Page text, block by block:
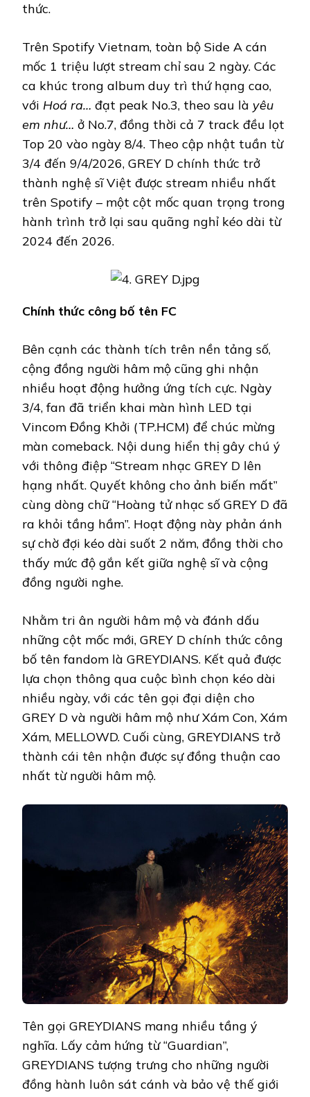
thức.
Trên Spotify Vietnam, toàn bộ Side A cán
mốc 1 triệu lượt stream chỉ sau 2 ngày. Các
ca khúc trong album duy trì thứ hạng cao,
với Hoá ra… đạt peak No.3, theo sau là yêu
em như… ở No.7, đồng thời cả 7 track đều lọt
Top 20 vào ngày 8/4. Theo cập nhật tuần từ
3/4 đến 9/4/2026, GREY D chính thức trở
thành nghệ sĩ Việt được stream nhiều nhất
trên Spotify – một cột mốc quan trọng trong
hành trình trở lại sau quãng nghỉ kéo dài từ
2024 đến 2026.
Chính thức công bố tên FC
Bên cạnh các thành tích trên nền tảng số,
cộng đồng người hâm mộ cũng ghi nhận
nhiều hoạt động hưởng ứng tích cực. Ngày
3/4, fan đã triển khai màn hình LED tại
Vincom Đồng Khởi (TP.HCM) để chúc mừng
màn comeback. Nội dung hiển thị gây chú ý
với thông điệp “Stream nhạc GREY D lên
hạng nhất. Quyết không cho ảnh biến mất”
cùng dòng chữ “Hoàng tử nhạc số GREY D đã
ra khỏi tầng hầm”. Hoạt động này phản ánh
sự chờ đợi kéo dài suốt 2 năm, đồng thời cho
thấy mức độ gắn kết giữa nghệ sĩ và cộng
đồng người nghe.
Nhằm tri ân người hâm mộ và đánh dấu
những cột mốc mới, GREY D chính thức công
bố tên fandom là GREYDIANS. Kết quả được
lựa chọn thông qua cuộc bình chọn kéo dài
nhiều ngày, với các tên gọi đại diện cho
GREY D và người hâm mộ như Xám Con, Xám
Xám, MELLOWD. Cuối cùng, GREYDIANS trở
thành cái tên nhận được sự đồng thuận cao
nhất từ người hâm mộ.
Tên gọi GREYDIANS mang nhiều tầng ý
nghĩa. Lấy cảm hứng từ “Guardian”,
GREYDIANS tượng trưng cho những người
đồng hành luôn sát cánh và bảo vệ thế giới